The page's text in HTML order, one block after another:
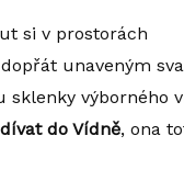
si v prostorách
unaveným
výborného
do Vídně, ona